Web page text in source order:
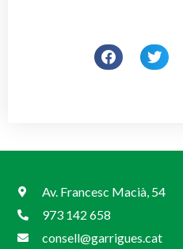
Av. Francesc Macià, 54
973 142 658
consell@garrigues.cat